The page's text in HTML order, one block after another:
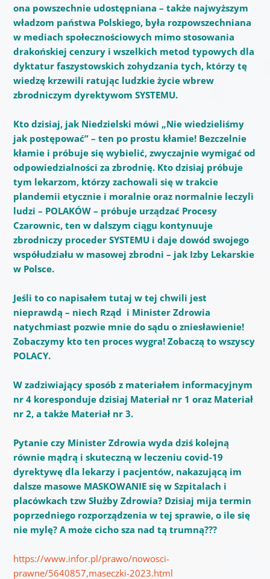
ona powszechnie udostępniana – także najwyższym
władzom państwa Polskiego, była rozpowszechniana
w mediach społecznościowych mimo stosowania
drakońskiej cenzury i wszelkich metod typowych dla
dyktatur faszystowskich zohydzania tych, którzy tę
wiedzę krzewili ratując ludzkie życie wbrew
zbrodniczym dyrektywom SYSTEMU.
Kto dzisiaj, jak Niedzielski mówi „Nie wiedzieliśmy
jak postępować” – ten po prostu kłamie! Bezczelnie
kłamie i próbuje się wybielić, zwyczajnie wymigać od
odpowiedzialności za zbrodnię. Kto dzisiaj próbuje
tym lekarzom, którzy zachowali się w trakcie
plandemii etycznie i moralnie oraz normalnie leczyli
ludzi – POLAKÓW – próbuje urządzać Procesy
Czarownic, ten w dalszym ciągu kontynuuje
zbrodniczy proceder SYSTEMU i daje dowód swojego
współudziału w masowej zbrodni – jak Izby Lekarskie
w Polsce.
Jeśli to co napisałem tutaj w tej chwili jest
nieprawdą – niech Rząd i Minister Zdrowia
natychmiast pozwie mnie do sądu o zniesławienie!
Zobaczymy kto ten proces wygra! Zobaczą to wszyscy
POLACY.
W zadziwiający sposób z materiałem informacyjnym
nr 4 koresponduje dzisiaj Materiał nr 1 oraz Materiał
nr 2, a także Materiał nr 3.
Pytanie czy Minister Zdrowia wyda dziś kolejną
równie mądrą i skuteczną w leczeniu covid-19
dyrektywę dla lekarzy i pacjentów, nakazującą im
dalsze masowe MASKOWANIE się w Szpitalach i
placówkach tzw Służby Zdrowia? Dzisiaj mija termin
poprzedniego rozporządzenia w tej sprawie, o ile się
nie mylę? A może cicho sza nad tą trumną???
https://www.infor.pl/prawo/nowosci-
prawne/5640857,maseczki-2023.html